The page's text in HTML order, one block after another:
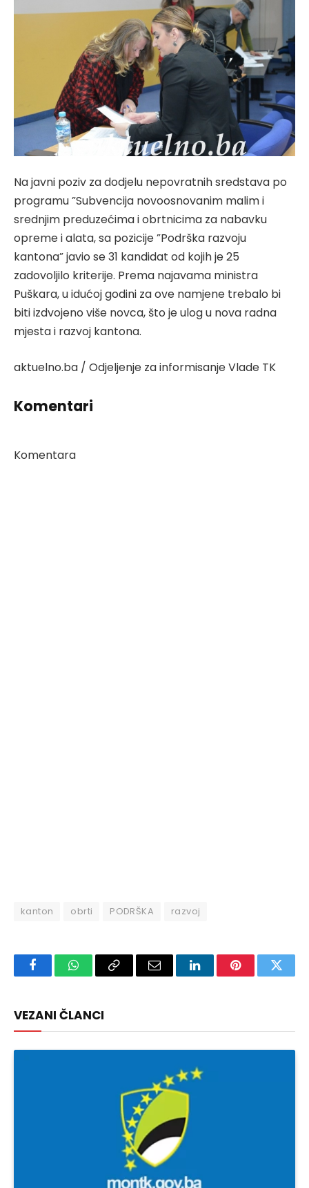
Na javni poziv za dodjelu nepovratnih sredstava po
programu ”Subvencija novoosnovanim malim i
srednjim preduzećima i obrtnicima za nabavku
opreme i alata, sa pozicije ”Podrška razvoju
kantona” javio se 31 kandidat od kojih je 25
zadovoljilo kriterije. Prema najavama ministra
Puškara, u idućoj godini za ove namjene trebalo bi
biti izdvojeno više novca, što je ulog u nova radna
mjesta i razvoj kantona.
aktuelno.ba / Odjeljenje za informisanje Vlade TK
Komentari
Komentara
kanton obrti PODRŠKA razvoj
FacebookWhatsAppCopy
Email LinkedInPinterest
VEZANI ČLANCI